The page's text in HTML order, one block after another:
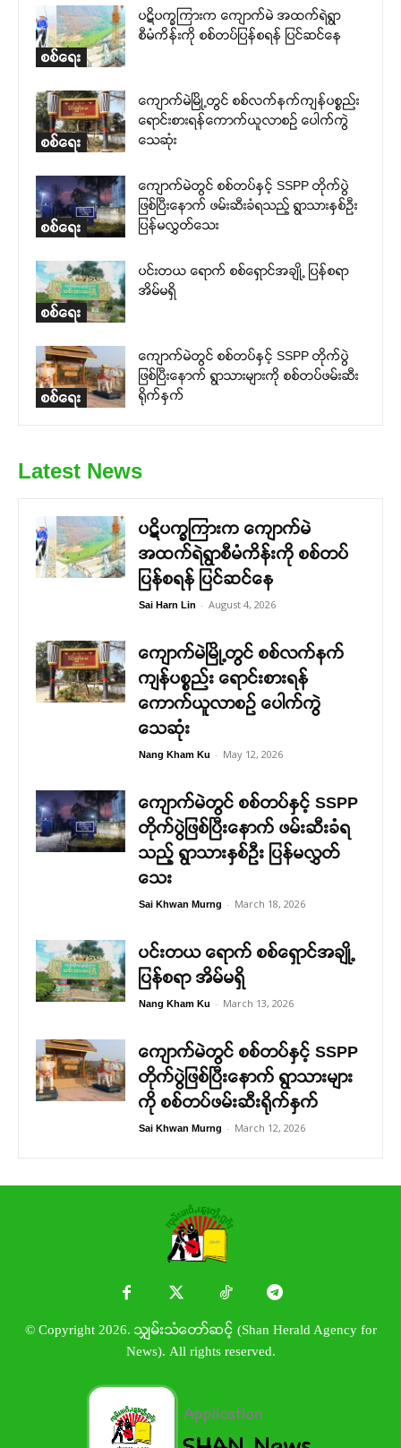
စစ်ရေး
ပဋိပက္ခကြားက ကျောက်မဲ အထက်ရဲရွာ
စီမံကိန်းကို စစ်တပ်ပြန်စရန် ပြင်ဆင်နေ
စစ်ရေး
ကျောက်မဲမြို့တွင် စစ်လက်နက်ကျန်ပစ္စည်း
ရောင်းစားရန်ကောက်ယူလာစဉ် ပေါက်ကွဲ
သေဆုံး
စစ်ရေး
ကျောက်မဲတွင် စစ်တပ်နှင့် SSPP တိုက်ပွဲ
ဖြစ်ပြီးနောက် ဖမ်းဆီးခံရသည့် ရွာသားနှစ်ဦး
ပြန်မလွှတ်သေး
စစ်ရေး
ပင်းတယ ရောက် စစ်ရှောင်အချို့ ပြန်စရာ
အိမ်မရှိ
စစ်ရေး
ကျောက်မဲတွင် စစ်တပ်နှင့် SSPP တိုက်ပွဲ
ဖြစ်ပြီးနောက် ရွာသားများကို စစ်တပ်ဖမ်းဆီး
ရိုက်နှက်
Latest News
ပဋိပက္ခကြားက ကျောက်မဲ
အထက်ရဲရွာစီမံကိန်းကို စစ်တပ်
ပြန်စရန် ပြင်ဆင်နေ
Sai Harn Lin - August 4, 2026
ကျောက်မဲမြို့တွင် စစ်လက်နက်
ကျန်ပစ္စည်း ရောင်းစားရန်
ကောက်ယူလာစဉ် ပေါက်ကွဲ
သေဆုံး
Nang Kham Ku - May 12, 2026
ကျောက်မဲတွင် စစ်တပ်နှင့် SSPP
တိုက်ပွဲဖြစ်ပြီးနောက် ဖမ်းဆီးခံရ
သည့် ရွာသားနှစ်ဦး ပြန်မလွှတ်
သေး
Sai Khwan Murng - March 18, 2026
ပင်းတယ ရောက် စစ်ရှောင်အချို့
ပြန်စရာ အိမ်မရှိ
Nang Kham Ku - March 13, 2026
ကျောက်မဲတွင် စစ်တပ်နှင့် SSPP
တိုက်ပွဲဖြစ်ပြီးနောက် ရွာသားများ
ကို စစ်တပ်ဖမ်းဆီးရိုက်နှက်
Sai Khwan Murng - March 12, 2026
© Copyright 2026. သျှမ်းသံတော်ဆင့် (Shan Herald Agency for
News). All rights reserved.